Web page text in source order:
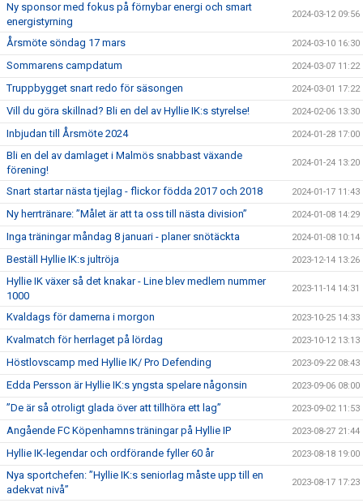
Ny sponsor med fokus på förnybar energi och smart
energistyrning
2024-03-12 09:56
Årsmöte söndag 17 mars 2024-03-10 16:30
Sommarens campdatum 2024-03-07 11:22
Truppbygget snart redo för säsongen 2024-03-01 17:22
Vill du göra skillnad? Bli en del av Hyllie IK:s styrelse! 2024-02-06 13:30
Inbjudan till Årsmöte 2024 2024-01-28 17:00
Bli en del av damlaget i Malmös snabbast växande
förening!
2024-01-24 13:20
Snart startar nästa tjejlag - flickor födda 2017 och 2018 2024-01-17 11:43
Ny herrtränare: ”Målet är att ta oss till nästa division” 2024-01-08 14:29
Inga träningar måndag 8 januari - planer snötäckta 2024-01-08 10:14
Beställ Hyllie IK:s jultröja 2023-12-14 13:26
Hyllie IK växer så det knakar - Line blev medlem nummer
1000
2023-11-14 14:31
Kvaldags för damerna i morgon 2023-10-25 14:33
Kvalmatch för herrlaget på lördag 2023-10-12 13:13
Höstlovscamp med Hyllie IK/ Pro Defending 2023-09-22 08:43
Edda Persson är Hyllie IK:s yngsta spelare någonsin 2023-09-06 08:00
”De är så otroligt glada över att tillhöra ett lag” 2023-09-02 11:53
Angående FC Köpenhamns träningar på Hyllie IP 2023-08-27 21:44
Hyllie IK-legendar och ordförande fyller 60 år 2023-08-18 19:00
Nya sportchefen: ”Hyllie IK:s seniorlag måste upp till en
adekvat nivå”
2023-08-17 17:23